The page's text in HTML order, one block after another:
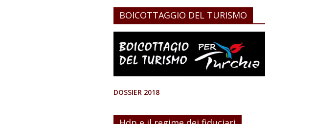
BOICOTTAGGIO DEL TURISMO
DOSSIER 2018